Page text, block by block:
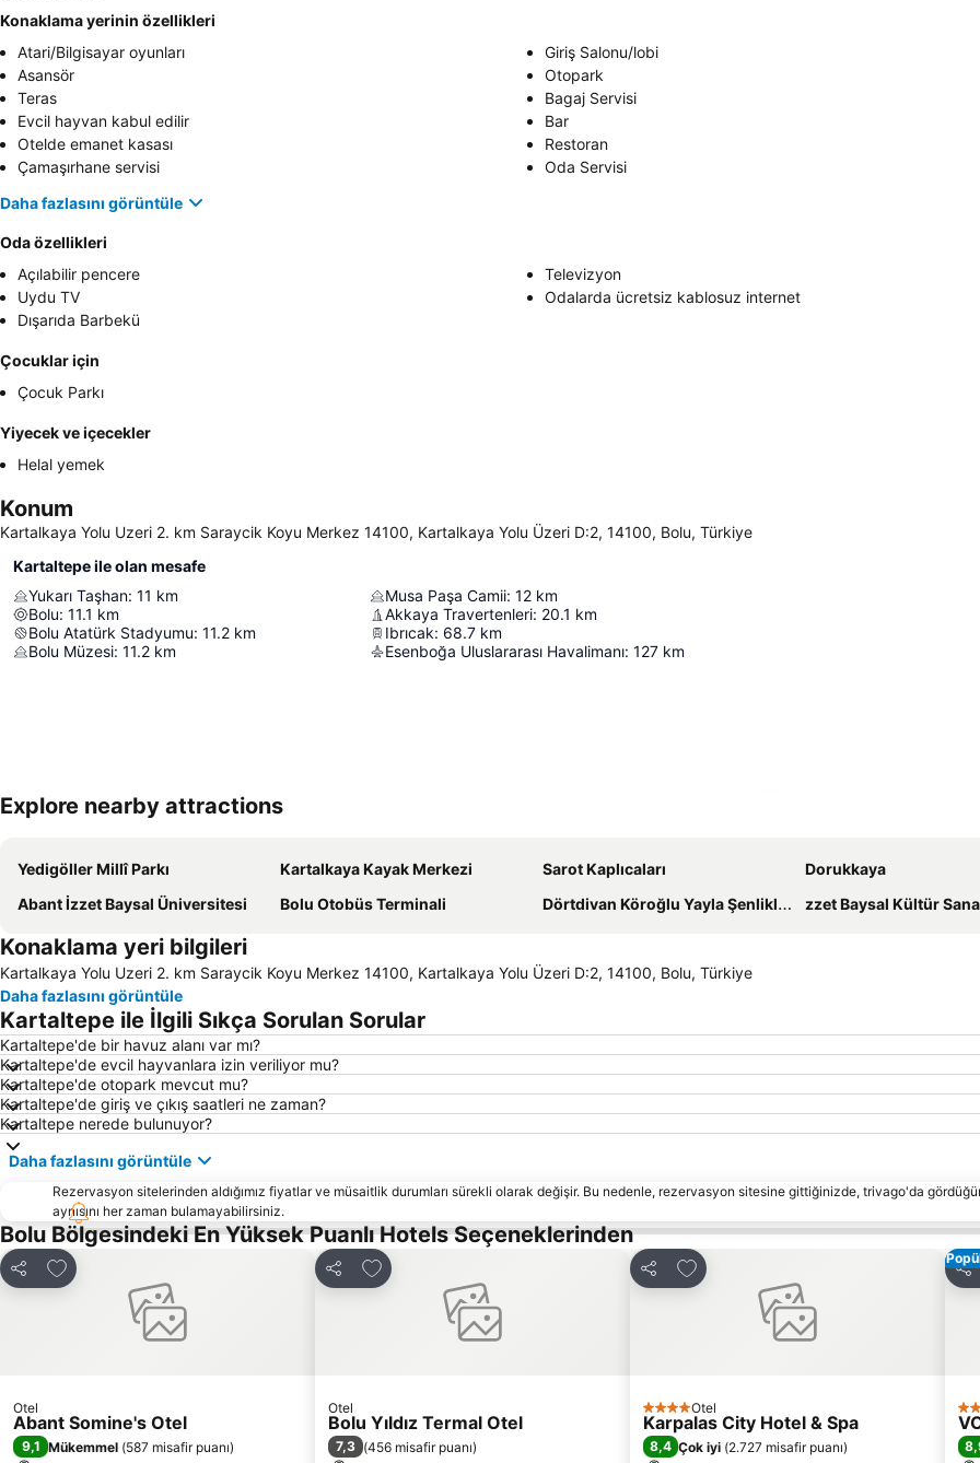
Konaklama yerinin özellikleri
Atari/Bilgisayar oyunları
Giriş Salonu/lobi
Asansör
Otopark
Teras
Bagaj Servisi
Evcil hayvan kabul edilir
Bar
Otelde emanet kasası
Restoran
Çamaşırhane servisi
Oda Servisi
Daha fazlasını görüntüle
Oda özellikleri
Açılabilir pencere
Televizyon
Uydu TV
Odalarda ücretsiz kablosuz internet
Dışarıda Barbekü
Çocuklar için
Çocuk Parkı
Yiyecek ve içecekler
Helal yemek
Konum
Kartalkaya Yolu Uzeri 2. km Saraycik Koyu Merkez 14100, Kartalkaya Yolu Üzeri D:2, 14100, Bolu, Türkiye
Kartaltepe ile olan mesafe
Yukarı Taşhan: 11 km
Bolu: 11.1 km
Bolu Atatürk Stadyumu: 11.2 km
Bolu Müzesi: 11.2 km
Musa Paşa Camii: 12 km
Akkaya Travertenleri: 20.1 km
Ibrıcak: 68.7 km
Esenboğa Uluslararası Havalimanı: 127 km
Explore nearby attractions
Yedigöller Millî Parkı Kartalkaya Kayak Merkezi Sarot Kaplıcaları
Dorukkaya
Abant İzzet Baysal Üniversitesi
Bolu Otobüs Terminali Dörtdivan Köroğlu Yayla Şenlikleri zzet Baysal Kültür Sanat
Konaklama yeri bilgileri
Kartalkaya Yolu Uzeri 2. km Saraycik Koyu Merkez 14100, Kartalkaya Yolu Üzeri D:2, 14100, Bolu, Türkiye
Daha fazlasını görüntüle
Kartaltepe ile İlgili Sıkça Sorulan Sorular
Kartaltepe'de bir havuz alanı var mı?
Kartaltepe'de evcil hayvanlara izin veriliyor mu?
Kartaltepe'de otopark mevcut mu?
Kartaltepe'de giriş ve çıkış saatleri ne zaman?
Kartaltepe nerede bulunuyor?
Daha fazlasını görüntüle
Rezervasyon sitelerinden aldığımız fiyatlar ve müsaitlik durumları sürekli olarak değişir. Bu nedenle, rezervasyon sitesine gittiğinizde, trivago'da
aynısını her zaman bulamayabilirsiniz.
Bolu Bölgesindeki En Yüksek Puanlı Hotels Seçeneklerinden
Paylaş
Favorilerime ekle
Otel
Abant Somine's Otel
9,1 Mükemmel (587 misafir puanı)
Paylaş
Favorilerime ekle
Otel
Bolu Yıldız Termal Otel
7,3 (456 misafir puanı)
Paylaş
Favorilerime ekle
4 YıldızOtel
Karpalas City Hotel & Spa
8,4 Çok iyi (2.727 misafir puanı)
3